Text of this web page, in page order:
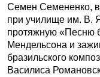
Семен Семененко,
при училище им. В.
протяжную «Песню
Мендельсона и
бразильского
Василиса